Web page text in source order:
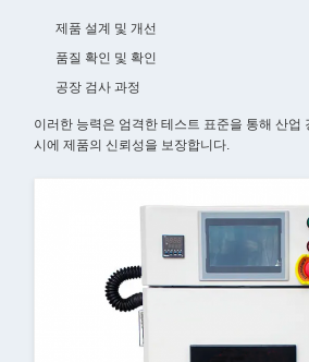
제품 설계 및 개선
품질 확인 및 확인
공장 검사 과정
이러한 능력은 엄격한 테스트 표준을 통해 산업
시에 제품의 신뢰성을 보장합니다.